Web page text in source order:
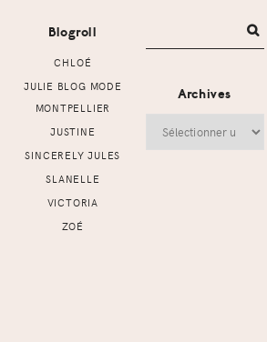
Blogroll
CHLOÉ
JULIE BLOG MODE
MONTPELLIER
JUSTINE
SINCERELY JULES
SLANELLE
VICTORIA
ZOÉ
Archives